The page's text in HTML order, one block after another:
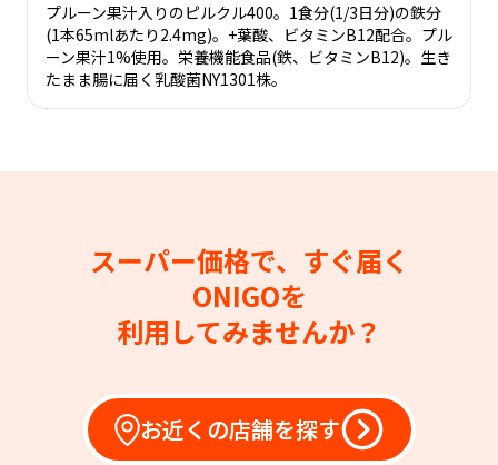
プルーン果汁入りのピルクル400。1食分(1/3日分)の鉄分
(1本65mlあたり2.4mg)。+葉酸、ビタミンB12配合。プル
ーン果汁1%使用。栄養機能食品(鉄、ビタミンB12)。生き
たまま腸に届く乳酸菌NY1301株。
スーパー価格で、すぐ届く
ONIGOを
利用してみませんか？
お近くの店舗を探す